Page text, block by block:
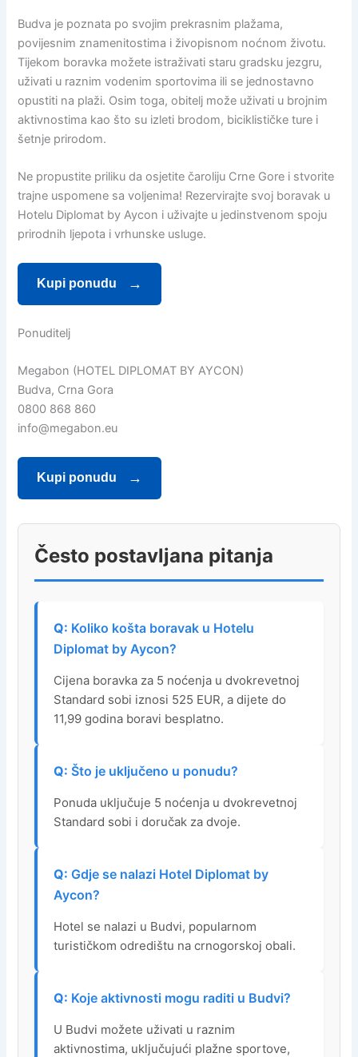
Budva je poznata po svojim prekrasnim plažama,
povijesnim znamenitostima i živopisnom noćnom životu.
Tijekom boravka možete istraživati staru gradsku jezgru,
uživati u raznim vodenim sportovima ili se jednostavno
opustiti na plaži. Osim toga, obitelj može uživati u brojnim
aktivnostima kao što su izleti brodom, biciklističke ture i
šetnje prirodom.
Ne propustite priliku da osjetite čaroliju Crne Gore i stvorite
trajne uspomene sa voljenima! Rezervirajte svoj boravak u
Hotelu Diplomat by Aycon i uživajte u jedinstvenom spoju
prirodnih ljepota i vrhunske usluge.
Kupi ponudu
Ponuditelj
Megabon (HOTEL DIPLOMAT BY AYCON)
Budva, Crna Gora
0800 868 860
info@megabon.eu
Kupi ponudu
Često postavljana pitanja
Koliko košta boravak u Hotelu
Diplomat by Aycon?
Cijena boravka za 5 noćenja u dvokrevetnoj
Standard sobi iznosi 525 EUR, a dijete do
11,99 godina boravi besplatno.
Što je uključeno u ponudu?
Ponuda uključuje 5 noćenja u dvokrevetnoj
Standard sobi i doručak za dvoje.
Gdje se nalazi Hotel Diplomat by
Aycon?
Hotel se nalazi u Budvi, popularnom
turističkom odredištu na crnogorskoj obali.
Koje aktivnosti mogu raditi u Budvi?
U Budvi možete uživati u raznim
aktivnostima, uključujući plažne sportove,